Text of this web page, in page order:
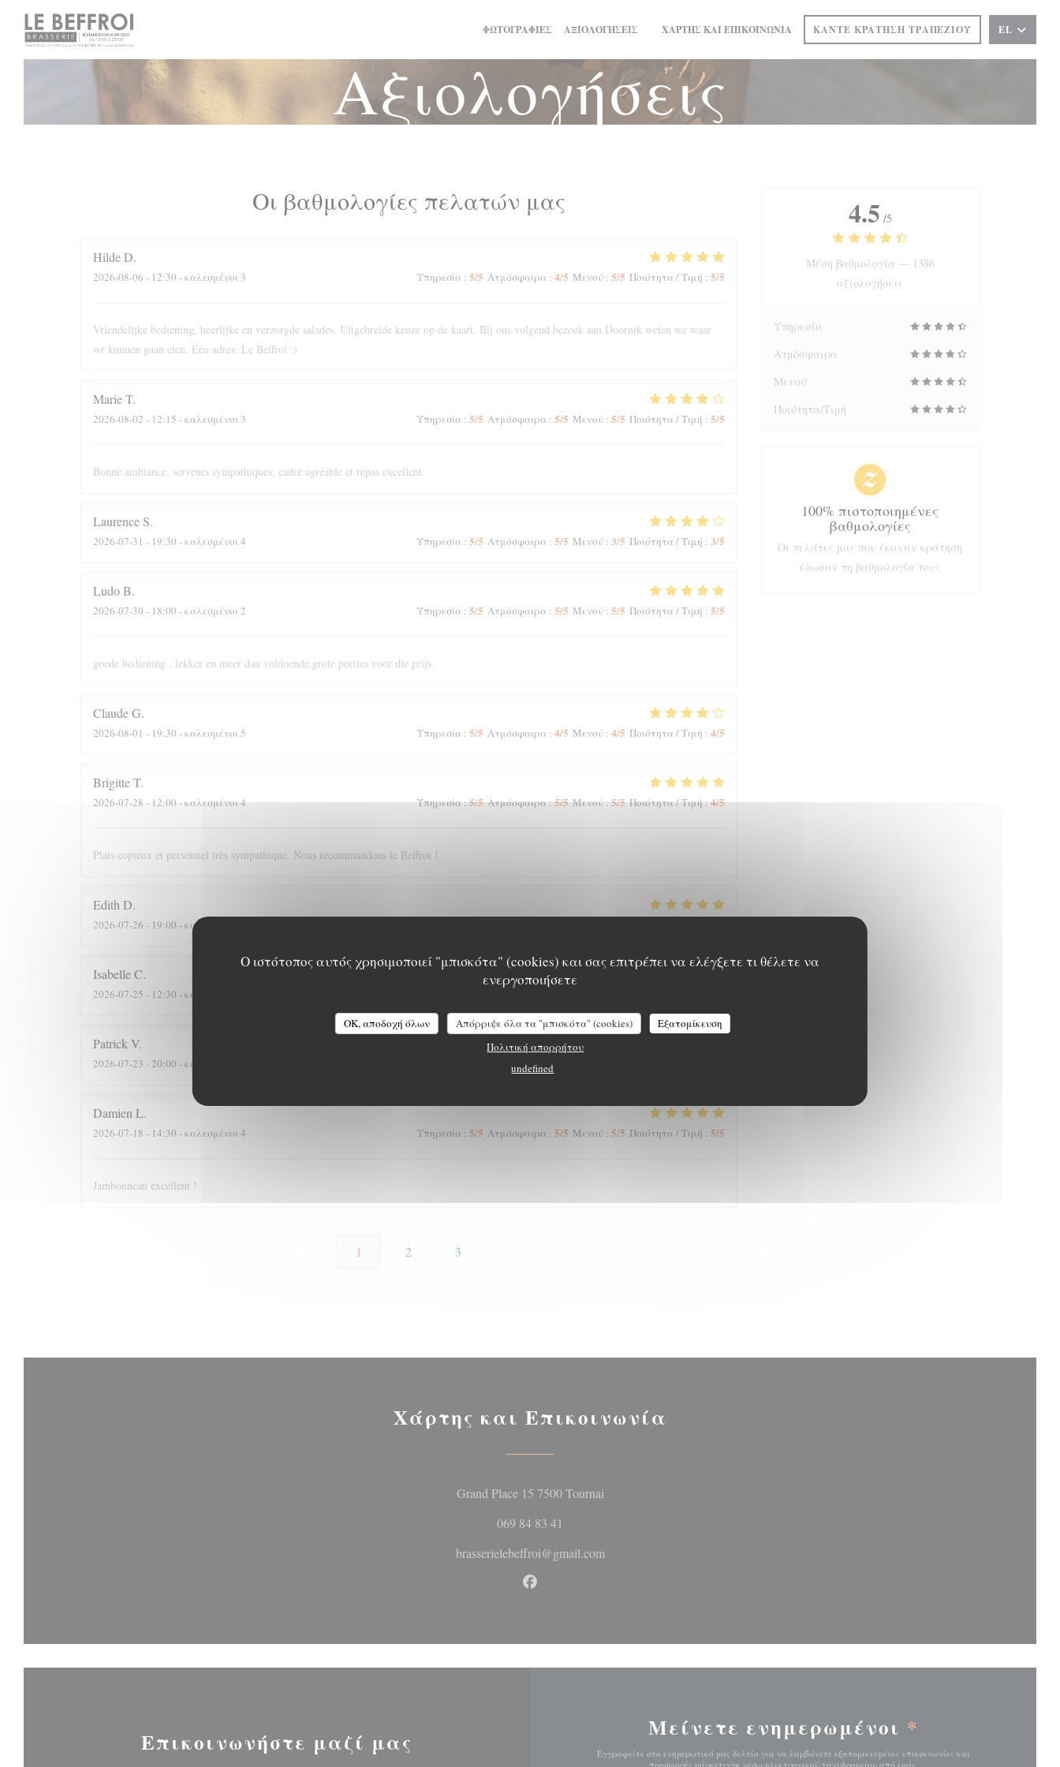
Πίνακας διαχείρισης "Μπισκότων" (Cookies)
Ο ιστότοπος αυτός χρησιμοποιεί "μπισκότα" (cookies) και σας επιτρέπει να ελέγξετε τι θέλετε να
ενεργοποιήσετε
OK, αποδοχή όλων Απόρριψε όλα τα "μπισκότα" (cookies)
Εξατομίκευση
Πολιτική απορρήτου
undefined
ΦΩΤΟΓΡΑΦΊΕΣ ΑΞΙΟΛΟΓΉΣΕΙΣ
((ΑΝΟΊΓΕΙ ΣΕ ΝΈΟ ΠΑΡΆΘΥΡΟ))
ΧΆΡΤΗΣ ΚΑΙ ΕΠΙΚΟΙΝΩΝΊΑ ΚΆΝΤΕ ΚΡΆΤΗΣΗ ΤΡΑΠΕΖΙΟΎ EL
Αξιολογήσεις
Οι βαθμολογίες πελατών μας
HildeD
2026-08-06 - 12:30 - καλεσμένοι 3 Υπηρεσία : 5/5 Ατμόσφαιρα : 4/5 Μενού: 5/5 Ποιότητα / Τιμή : 5/5
Vriendelijke bediening, heerlijke en verzorgde salades. Uitgebreide keuze op de kaart. Bij ons volgend bezoek aan Doornik weten we waar
wr kunnen gaan eten. Eén adres: Le Beffroi :)
MarieT
2026-08-02 - 12:15 - καλεσμένοι 3 Υπηρεσία : 5/5 Ατμόσφαιρα : 5/5 Μενού: 5/5 Ποιότητα / Τιμή : 5/5
Bonne ambiance, serveurs sympathiques, cadre agréable et repas excellent
Laurence S
2026-07-31 - 19:30 - καλεσμένοι 4 Υπηρεσία : 5/5 Ατμόσφαιρα : 5/5 Μενού: 3/5 Ποιότητα / Τιμή : 3/5
LudoB
2026-07-30 - 18:00 - καλεσμένοι 2 Υπηρεσία : 5/5 Ατμόσφαιρα : 5/5 Μενού: 5/5 Ποιότητα / Τιμή : 5/5
goede bediening , lekker en meer dan voldoende grote porties voor die prijs
ClaudeG
2026-08-01 - 19:30 - καλεσμένοι 5 Υπηρεσία : 5/5 Ατμόσφαιρα : 4/5 Μενού: 4/5 Ποιότητα / Τιμή : 4/5
BrigitteT
2026-07-28 - 12:00 - καλεσμένοι 4 Υπηρεσία:5/5 Ατμόσφαιρα:5/5 Μενού:5/5 Ποιότητα / Τιμή:4/5
Plats copieux et personnel très sympathique. Nous recommandons le Beffroi !
Edith D
2026-07-26 - 19:00 - καλεσμένοι 8
IsabelleC
2026-07-25 - 12:30 - καλεσμένοι 7
Patrick V
2026-07-23 - 20:00 - καλεσμένοι 2 Ατμόσφαιρα :
Damien L
2026-07-18 - 14:30 - καλεσμένοι 4 Υπηρεσία : 5/5 Ατμόσφαιρα : 5/5 Μενού: 5/5 Ποιότητα / Τιμή : 5/5
Jambonneau excellent !
1 2 3
4.5 /5
Μέση βαθμολογία — 1386
αξιολογήσεις
Υπηρεσία
Ατμόσφαιρα
Μενού
Ποιότητα/Τιμή
100% πιστοποιημένες
βαθμολογίες
Οι πελάτες μας που έκαναν κράτηση
έδωσαν τη βαθμολογία τους
Χάρτης και Επικοινωνία
Grand Place 15 7500 Tournai((ανοίγει σε νέο παράθυρο))
069 84 83 41
brasserielebeffroi@gmail.com
Facebook ((ανοίγει σε νέο παράθυρο))
Επικοινωνήστε μαζί μας
Μείνετε ενημερωμένοι *
Εγγραφείτε στο ενημερωτικό μας δελτίο για να λαμβάνετε εξατομικευμένες επικοινωνίες και
προσφορές μάρκετινγκ μέσω ηλεκτρονικού ταχυδρομείου από εμάς.